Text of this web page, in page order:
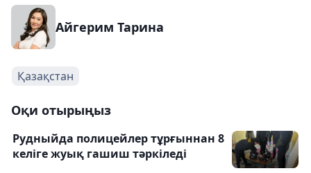
Айгерим Тарина
Қазақстан
Оқи отырыңыз
Рудныйда полицейлер тұрғыннан 8
келіге жуық гашиш тәркіледі